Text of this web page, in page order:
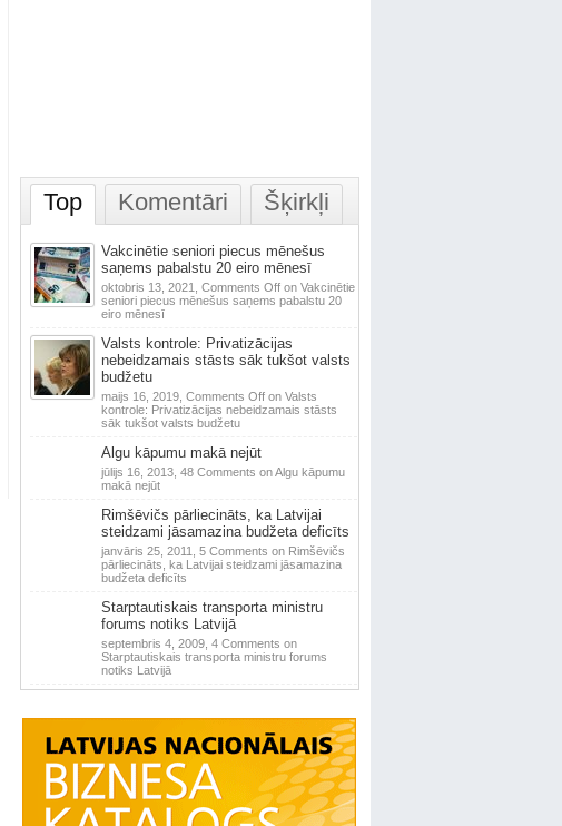
Top Komentāri Šķirkļi
Vakcinētie seniori piecus mēnešus
saņems pabalstu 20 eiro mēnesī
oktobris 13, 2021, Comments Offon Vakcinētie
seniori piecus mēnešus saņems pabalstu 20
eiro mēnesī
Valsts kontrole: Privatizācijas
nebeidzamais stāsts sāk tukšot valsts
budžetu
maijs 16, 2019, Comments Offon Valsts
kontrole: Privatizācijas nebeidzamais stāsts
sāk tukšot valsts budžetu
Algu kāpumu makā nejūt
jūlijs 16, 2013, 48 Comments on Algu kāpumu
makā nejūt
Rimšēvičs pārliecināts, ka Latvijai
steidzami jāsamazina budžeta deficīts
janvāris 25, 2011, 5 Comments on Rimšēvičs
pārliecināts, ka Latvijai steidzami jāsamazina
budžeta deficīts
Starptautiskais transporta ministru
forums notiks Latvijā
septembris 4, 2009, 4 Comments on
Starptautiskais transporta ministru forums
notiks Latvijā